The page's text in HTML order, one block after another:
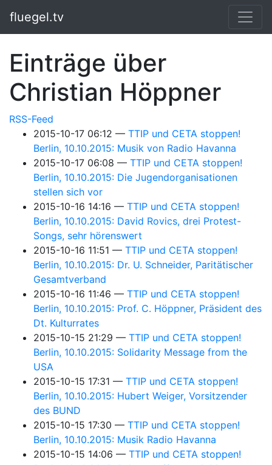
fluegel.tv
Einträge über
Christian Höppner
RSS-Feed
2015-10-17 06:12
TTIP und CETA stoppen!
Berlin, 10.10.2015: Musik von Radio Havanna
2015-10-17 06:08
TTIP und CETA stoppen!
Berlin, 10.10.2015: Die Jugendorganisationen
stellen sich vor
2015-10-16 14:16
TTIP und CETA stoppen!
Berlin, 10.10.2015: David Rovics, drei Protest-
Songs, sehr hörenswert
2015-10-16 11:51
TTIP und CETA stoppen!
Berlin, 10.10.2015: Dr. U. Schneider, Paritätischer
Gesamtverband
2015-10-16 11:46
TTIP und CETA stoppen!
Berlin, 10.10.2015: Prof. C. Höppner, Präsident des
Dt. Kulturrates
2015-10-15 21:29
TTIP und CETA stoppen!
Berlin, 10.10.2015: Solidarity Message from the
USA
2015-10-15 17:31
TTIP und CETA stoppen!
Berlin, 10.10.2015: Hubert Weiger, Vorsitzender
des BUND
2015-10-15 17:30
TTIP und CETA stoppen!
Berlin, 10.10.2015: Musik Radio Havanna
2015-10-15 14:06
TTIP und CETA stoppen!